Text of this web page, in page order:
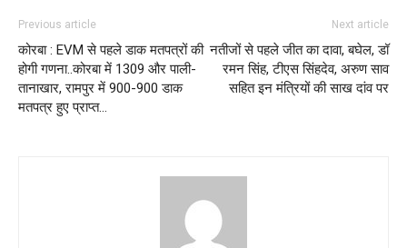
Previous article
कोरबा : EVM से पहले डाक मतपत्रों की
होगी गणना..कोरबा में 1309 और पाली-
तानाखार, रामपुर में 900-900 डाक
मतपत्र हुए प्राप्त…
Next article
नतीजों से पहले जीत का दावा, बघेल, डॉ
रमन सिंह, टीएस सिंहदेव, अरुण साव
सहित इन मंत्रियों की साख दांव पर